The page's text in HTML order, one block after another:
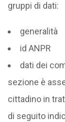
gruppi di dati:
generalità
id ANPR
dati dei
sezione è
cittadino in
di seguito